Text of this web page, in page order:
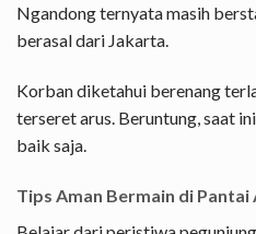
Ngandong ternyata masih
berasal dari Jakarta.
Korban diketahui berenang
terseret arus. Beruntung, saat
baik saja.
Tips Aman Bermain di